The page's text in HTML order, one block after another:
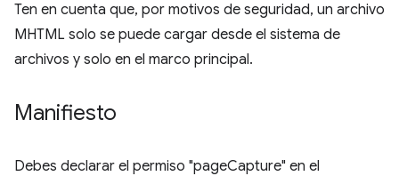
Ten en cuenta que, por motivos de seguridad, un archivo
MHTML solo se puede cargar desde el sistema de
archivos y solo en el marco principal.
Manifiesto
Debes declarar el permiso "pageCapture" en el